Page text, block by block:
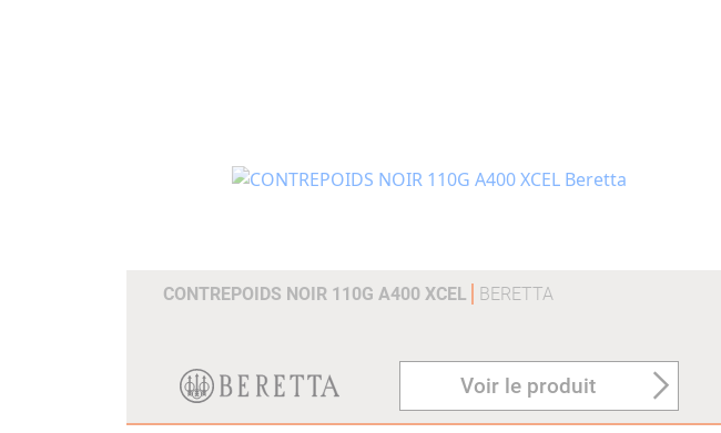
CONTREPOIDS NOIR 110G A400 XCEL BERETTA
Voir le produit